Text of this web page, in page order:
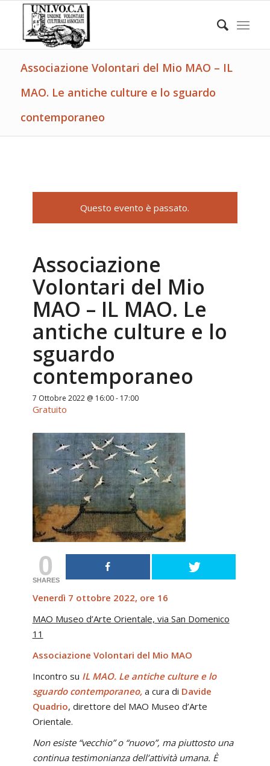
Associazione Volontari del Mio MAO – IL
MAO. Le antiche culture e lo sguardo
contemporaneo
Questo evento è passato.
Associazione
Volontari del Mio
MAO – IL MAO. Le
antiche culture e lo
sguardo
contemporaneo
7 Ottobre 2022 @ 16:00- 17:00
Gratuito
0
SHARES
Venerdì 7 ottobre 2022, ore 16
MAO Museo d’Arte Orientale, via San Domenico
11
Associazione Volontari del Mio MAO
Incontro su IL MAO. Le antiche culture e lo
sguardo contemporaneo, a cura di Davide
Quadrio, direttore del MAO Museo d’Arte
Orientale.
Non esiste “vecchio” o “nuovo”, ma piuttosto una
continua testimonianza dell’attività umana. È